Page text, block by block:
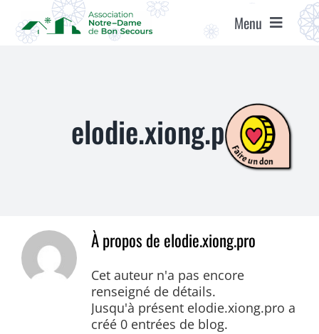
contenu
Menu
AGENDA
RECRUTEMENT
elodie.xiong.pro
À propos de elodie.xiong.pro
Cet auteur n'a pas encore
renseigné de détails.
Jusqu'à présent elodie.xiong.pro a
créé 0 entrées de blog.